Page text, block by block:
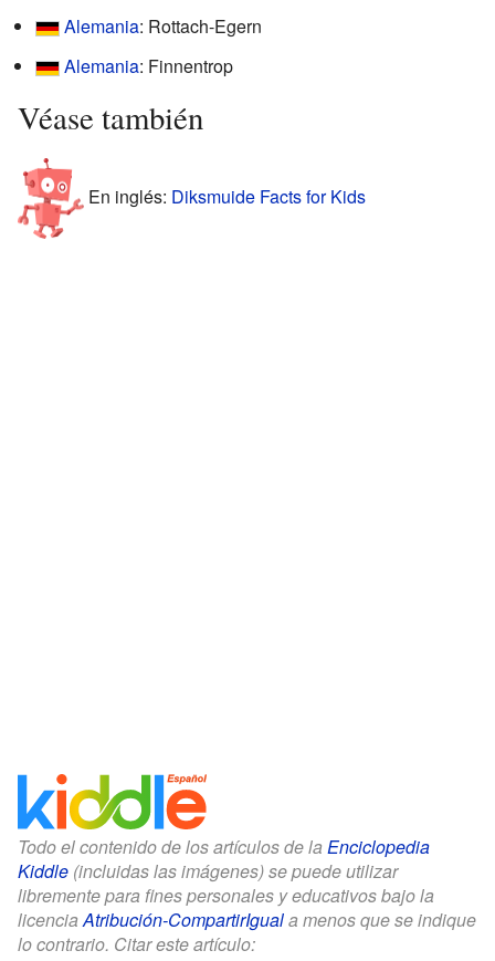
Alemania: Rottach-Egern
Alemania: Finnentrop
Véase también
En inglés: Diksmuide Facts for Kids
Todo el contenido de los artículos de la Enciclopedia
Kiddle (incluidas las imágenes) se puede utilizar
libremente para fines personales y educativos bajo la
licenciaAtribución-CompartirIguala menos que se indique
lo contrario. Citar este artículo: